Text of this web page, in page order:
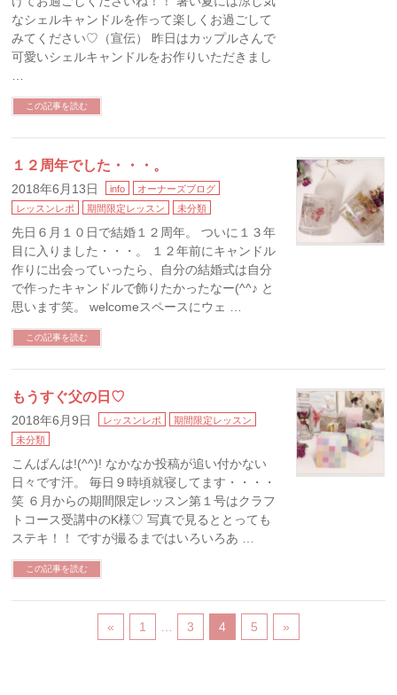
なシェルキャンドルを作って楽しくお過ごして
みてください♡（宣伝） 昨日はカップルさんで
可愛いシェルキャンドルをお作りいただきまし
この記事を読む
１２周年でした・・・。
2018年6月13日 info
オーナーズブログ
レッスンレポ
期間限定レッスン 未分類
先日６月１０日で結婚１２周年。 ついに１３年
目に入りました・・・。 １２年前にキャンドル
作りに出会っていったら、自分の結婚式は自分
で作ったキャンドルで飾りたかったなー(^^♪ と
思います笑。 welcomeスペースにウェ …
この記事を読む
もうすぐ父の日♡
2018年6月9日 レッスンレポ
期間限定レッスン
未分類
こんばんは!(^^)! なかなか投稿が追い付かない
日々です汗。 毎日９時頃就寝してます・・・・
笑 ６月からの期間限定レッスン第１号はクラフ
トコース受講中のK様♡ 写真で見るととっても
ステキ！！ ですが撮るまではいろいろあ …
この記事を読む
« 1 3 4 5 »